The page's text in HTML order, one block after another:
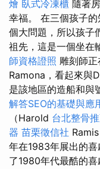
燴 臥式冷凍櫃 隨著
幸福。 在三個孩子
個大問題，所以孩子
祖先，這是一個坐在
師資格證照 雕刻師
Ramona，看起來與
是該地區的造船和與
解答SEO的基礎與應
（Harold 台北整骨
器 苗栗徵信社
年在1983年展出的
了1980年代最酷的